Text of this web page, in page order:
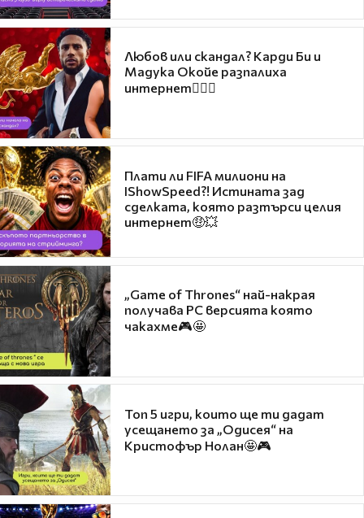
Любов или скандал? Карди Би и
Мадука Окойе разпалиха
интернет❤️‍🔥🔥
Плати ли FIFA милиони на
IShowSpeed?! Истината зад
сделката, която разтърси целия
интернет🤑💥
„Game of Thrones“ най-накрая
получава PC версията която
чакахме🎮🤩
Топ 5 игри, които ще ти дадат
усещането за „Одисея“ на
Кристофър Нолан🤩🎮